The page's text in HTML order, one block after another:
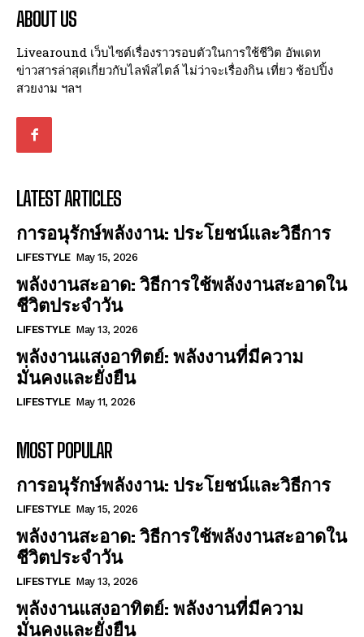
ABOUT US
Livearound เว็บไซต์เรื่องราวรอบตัวในการใช้ชีวิต อัพเดท
ข่าวสารล่าสุดเกี่ยวกับไลฟ์สไตล์ ไม่ว่าจะเรื่องกิน เที่ยว ช้อปปิ้ง
สวยงาม ฯลฯ
LATEST ARTICLES
การอนุรักษ์พลังงาน: ประโยชน์และวิธีการ
LIFESTYLE May 15, 2026
พลังงานสะอาด: วิธีการใช้พลังงานสะอาดใน
ชีวิตประจำวัน
LIFESTYLE May 13, 2026
พลังงานแสงอาทิตย์: พลังงานที่มีความ
มั่นคงและยั่งยืน
LIFESTYLE May 11, 2026
MOST POPULAR
การอนุรักษ์พลังงาน: ประโยชน์และวิธีการ
LIFESTYLE May 15, 2026
พลังงานสะอาด: วิธีการใช้พลังงานสะอาดใน
ชีวิตประจำวัน
LIFESTYLE May 13, 2026
พลังงานแสงอาทิตย์: พลังงานที่มีความ
มั่นคงและยั่งยืน